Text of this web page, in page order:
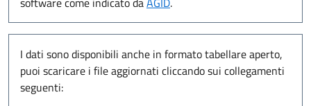
I dati sono disponibili anche in formato tabellare aperto,
puoi scaricare i file aggiornati cliccando sui collegamenti
seguenti: